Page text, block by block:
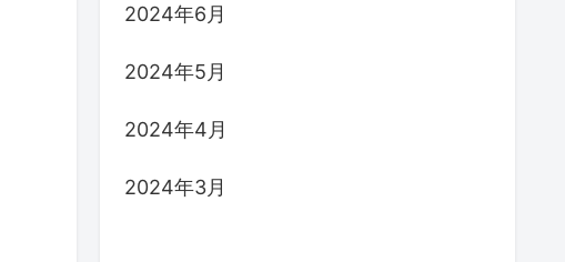
2024年6月
2024年5月
2024年4月
2024年3月